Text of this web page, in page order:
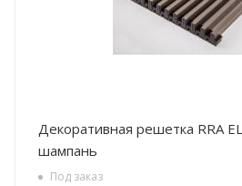
Декоративная решетка RRA ELIT 200-2500 цвет
шампань
Под заказ